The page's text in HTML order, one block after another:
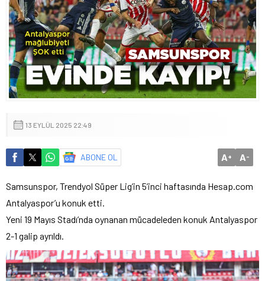
13 EYLÜL 2025 22:49
ABONE OL A+ A-
Samsunspor, Trendyol Süper Lig’in 5’inci haftasında Hesap.com
Antalyaspor’u konuk etti.
Yeni 19 Mayıs Stadı’nda oynanan mücadeleden konuk Antalyaspor
2-1 galip ayrıldı.